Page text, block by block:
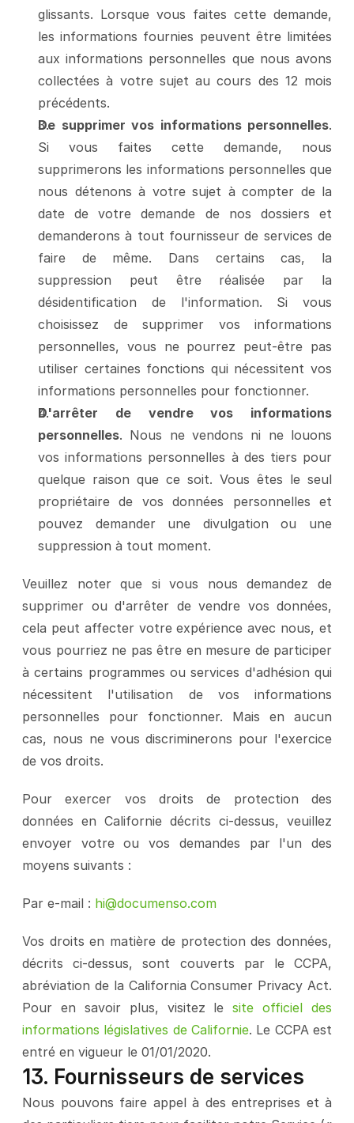
glissants. Lorsque vous faites cette demande,
les informations fournies peuvent être limitées
aux informations personnelles que nous avons
collectées à votre sujet au cours des 12 mois
précédents.
De supprimer vos informations personnelles.
Si vous faites cette demande, nous
supprimerons les informations personnelles que
nous détenons à votre sujet à compter de la
date de votre demande de nos dossiers et
demanderons à tout fournisseur de services de
faire de même. Dans certains cas, la
suppression peut être réalisée par la
désidentification de l'information. Si vous
choisissez de supprimer vos informations
personnelles, vous ne pourrez peut-être pas
utiliser certaines fonctions qui nécessitent vos
informations personnelles pour fonctionner.
D'arrêter de vendre vos informations
personnelles. Nous ne vendons ni ne louons
vos informations personnelles à des tiers pour
quelque raison que ce soit. Vous êtes le seul
propriétaire de vos données personnelles et
pouvez demander une divulgation ou une
suppression à tout moment.
Veuillez noter que si vous nous demandez de
supprimer ou d'arrêter de vendre vos données,
cela peut affecter votre expérience avec nous, et
vous pourriez ne pas être en mesure de participer
à certains programmes ou services d'adhésion qui
nécessitent l'utilisation de vos informations
personnelles pour fonctionner. Mais en aucun
cas, nous ne vous discriminerons pour l'exercice
de vos droits.
Pour exercer vos droits de protection des
données en Californie décrits ci-dessus, veuillez
envoyer votre ou vos demandes par l'un des
moyens suivants :
Par e-mail : hi@documenso.com
Vos droits en matière de protection des données,
décrits ci-dessus, sont couverts par le CCPA,
abréviation de la California Consumer Privacy Act.
Pour en savoir plus, visitez le site officiel des
informations législatives de Californie. Le CCPA est
entré en vigueur le 01/01/2020.
13. Fournisseurs de services
Nous pouvons faire appel à des entreprises et à